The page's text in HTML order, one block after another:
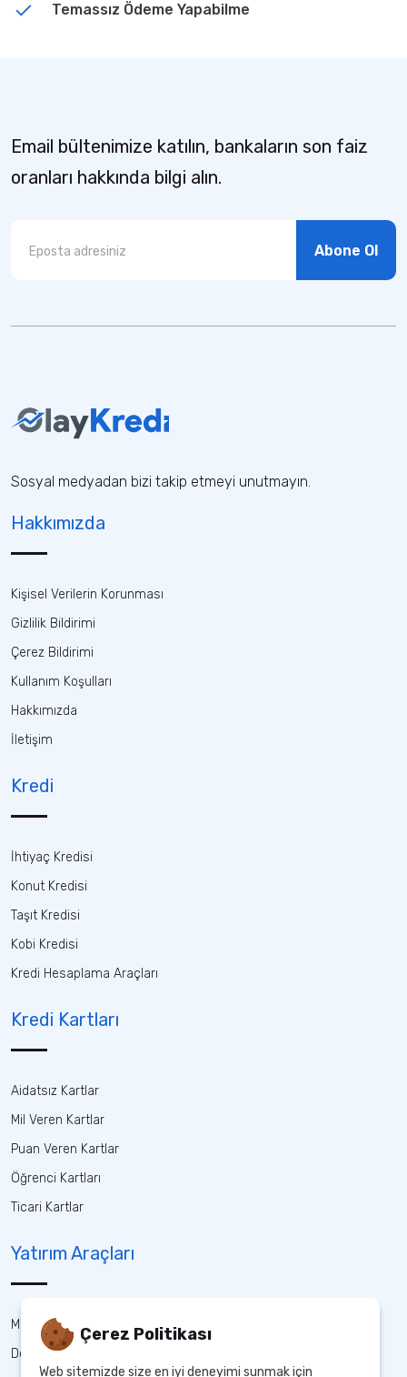
Temassız Ödeme Yapabilme
Email bültenimize katılın, bankaların son faiz
oranları hakkında bilgi alın.
Abone Ol
Sosyal medyadan bizi takip etmeyi unutmayın.
Hakkımızda
Kişisel Verilerin Korunması
Gizlilik Bildirimi
Çerez Bildirimi
Kullanım Koşulları
Hakkımızda
İletişim
Kredi
İhtiyaç Kredisi
Konut Kredisi
Taşıt Kredisi
Kobi Kredisi
Kredi Hesaplama Araçları
Kredi Kartları
Aidatsız Kartlar
Mil Veren Kartlar
Puan Veren Kartlar
Öğrenci Kartları
Ticari Kartlar
Yatırım Araçları
Mevduat
Döviz
Çerez Politikası
Web sitemizde size en iyi deneyimi sunmak için